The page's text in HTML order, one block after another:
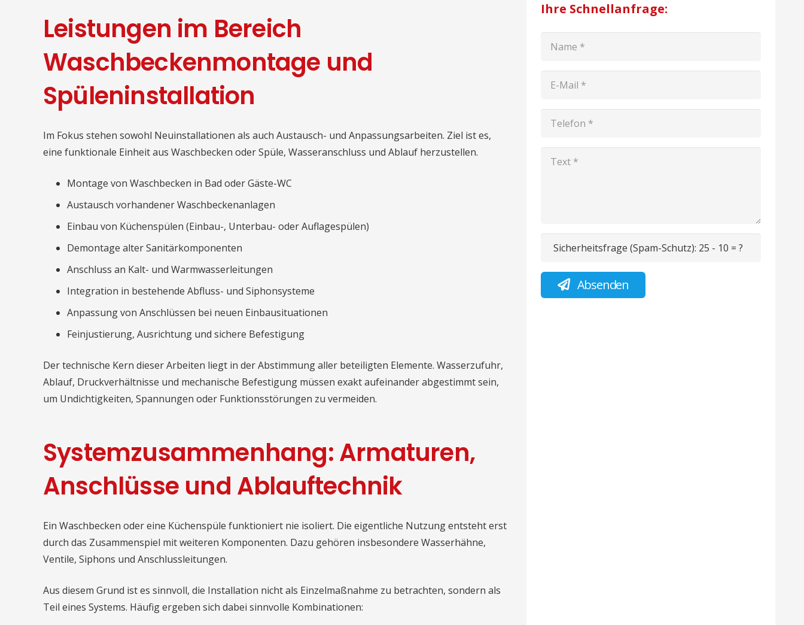
Leistungen im Bereich
Waschbeckenmontage und
Spüleninstallation
Im Fokus stehen sowohl Neuinstallationen als auch Austausch- und Anpassungsarbeiten. Ziel ist es,
eine funktionale Einheit aus Waschbecken oder Spüle, Wasseranschluss und Ablauf herzustellen.
Montage von Waschbecken in Bad oder Gäste-WC
Austausch vorhandener Waschbeckenanlagen
Einbau von Küchenspülen (Einbau-, Unterbau- oder Auflagespülen)
Demontage alter Sanitärkomponenten
Anschluss an Kalt- und Warmwasserleitungen
Integration in bestehende Abfluss- und Siphonsysteme
Anpassung von Anschlüssen bei neuen Einbausituationen
Feinjustierung, Ausrichtung und sichere Befestigung
Der technische Kern dieser Arbeiten liegt in der Abstimmung aller beteiligten Elemente. Wasserzufuhr,
Ablauf, Druckverhältnisse und mechanische Befestigung müssen exakt aufeinander abgestimmt sein,
um Undichtigkeiten, Spannungen oder Funktionsstörungen zu vermeiden.
Systemzusammenhang: Armaturen,
Anschlüsse und Ablauftechnik
Ein Waschbecken oder eine Küchenspüle funktioniert nie isoliert. Die eigentliche Nutzung entsteht erst
durch das Zusammenspiel mit weiteren Komponenten. Dazu gehören insbesondere Wasserhähne,
Ventile, Siphons und Anschlussleitungen.
Aus diesem Grund ist es sinnvoll, die Installation nicht als Einzelmaßnahme zu betrachten, sondern als
Teil eines Systems. Häufig ergeben sich dabei sinnvolle Kombinationen:
Ihre Schnellanfrage:
Sicherheitsfrage (Spam-Schutz): 25 - 10 = ?
Absenden